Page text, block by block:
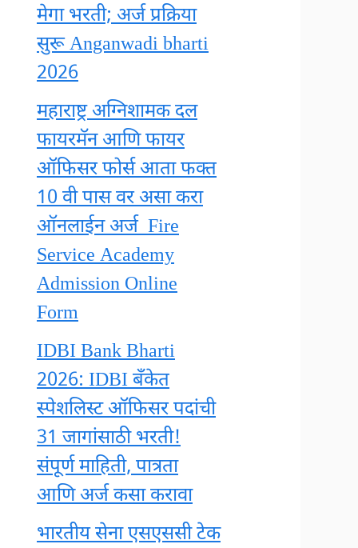
मेगा भरती; अर्ज प्रक्रिया
सुरू Anganwadi bharti
2026
महाराष्ट्र अग्निशामक दल
फायरमॅन आणि फायर
ऑफिसर फोर्स आता फक्त
10 वी पास वर असा करा
ऑनलाईन अर्ज Fire
Service Academy
Admission Online
Form
IDBI Bank Bharti
2026: IDBI बँकेत
स्पेशलिस्ट ऑफिसर पदांची
31 जागांसाठी भरती!
संपूर्ण माहिती, पात्रता
आणि अर्ज कसा करावा
भारतीय सेना एसएससी टेक